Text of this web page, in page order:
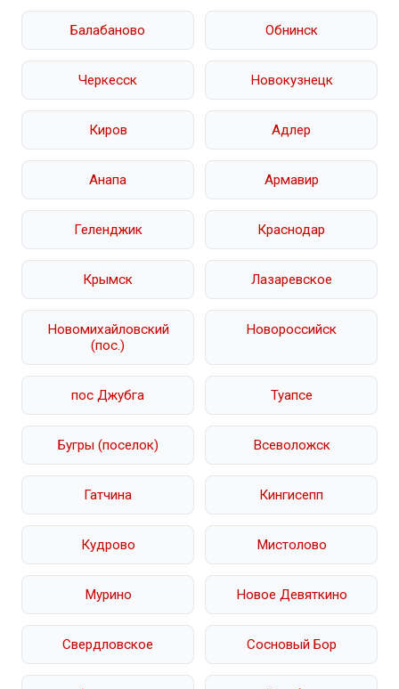
Балабаново Обнинск
Черкесск Новокузнецк
Киров Адлер
Анапа Армавир
Геленджик Краснодар
Крымск Лазаревское
Новомихайловский
(пос.)
Новороссийск
пос Джубга Туапсе
Бугры (поселок) Всеволожск
Гатчина Кингисепп
Кудрово Мистолово
Мурино Новое Девяткино
Свердловское Сосновый Бор